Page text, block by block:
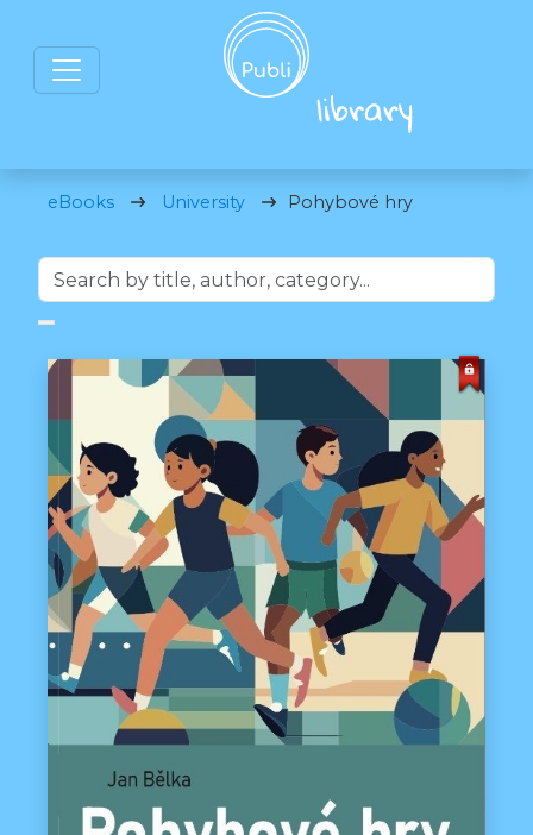
eBooks University Pohybové hry